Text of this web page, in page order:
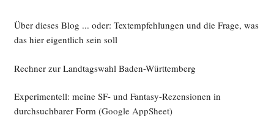
Über dieses Blog ... oder: Textempfehlungen und die Frage, was
das hier eigentlich sein soll
Rechner zur Landtagswahl Baden-Württemberg
Experimentell: meine SF- und Fantasy-Rezensionen in
durchsuchbarer Form(Google AppSheet)